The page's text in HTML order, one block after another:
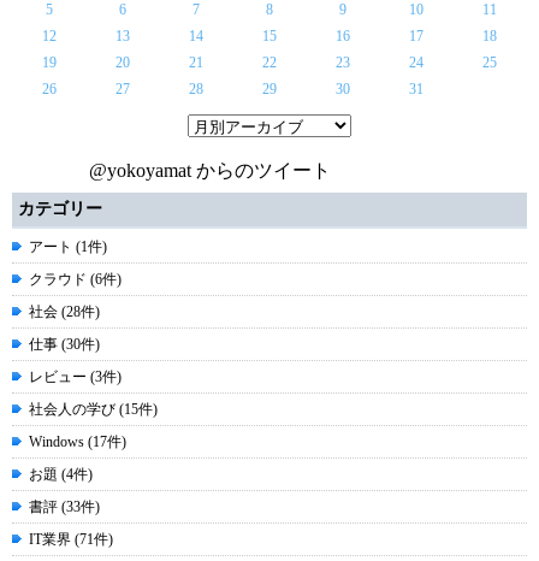
5
6 7 8 9 10
11
12
13 14 15 16 17
18
19
20 21 22 23 24
25
26
27 28 29 30 31
@yokoyamat からのツイート
カテゴリー
アート (1件)
クラウド (6件)
社会 (28件)
仕事 (30件)
レビュー (3件)
社会人の学び (15件)
Windows (17件)
お題 (4件)
書評 (33件)
IT業界 (71件)